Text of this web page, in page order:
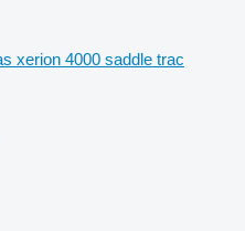
xerion 4000 saddle trac